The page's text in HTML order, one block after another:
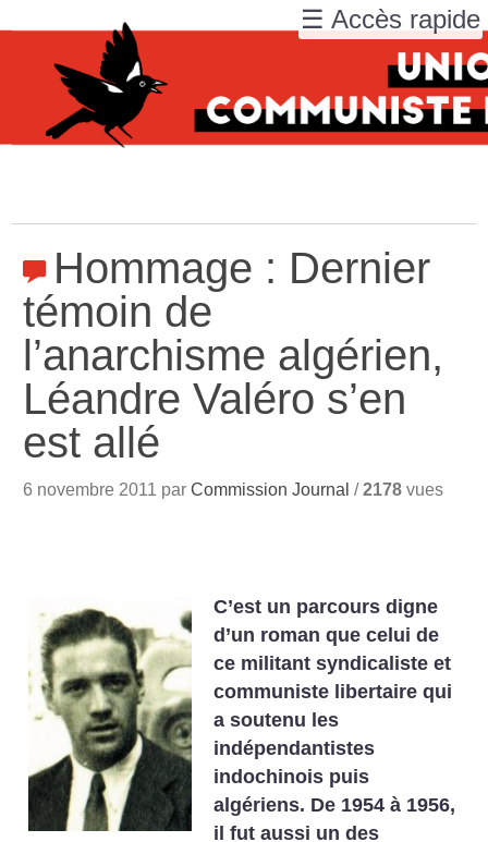
Hommage : Dernier
témoin de
l’anarchisme algérien,
Léandre Valéro s’en
est allé
6 novembre 2011 parCommission Journal /2178 vues
C’est un parcours digne
d’un roman que celui de
ce militant syndicaliste et
communiste libertaire qui
a soutenu les
indépendantistes
indochinois puis
algériens. De 1954 à 1956,
il fut aussi un des
☰ Accès rapide